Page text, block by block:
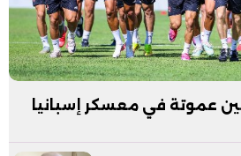
عموتة في معسكر إسبانيا